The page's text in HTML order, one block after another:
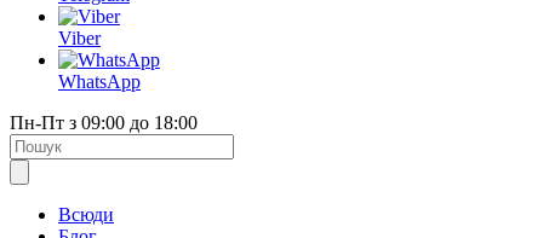
Viber
WhatsApp
Пн-Пт з 09:00 до 18:00
Всюди